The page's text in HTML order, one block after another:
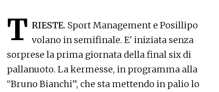
T RIESTE. Sport Management e Posillipo
volano in semifinale. E' iniziata senza
sorprese la prima giornata della final six di
pallanuoto. La kermesse, in programma alla
“Bruno Bianchi”, che sta mettendo in palio lo